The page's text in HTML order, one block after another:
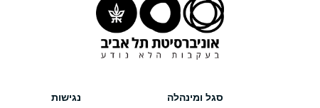
סגל ומינהלה
נגישות